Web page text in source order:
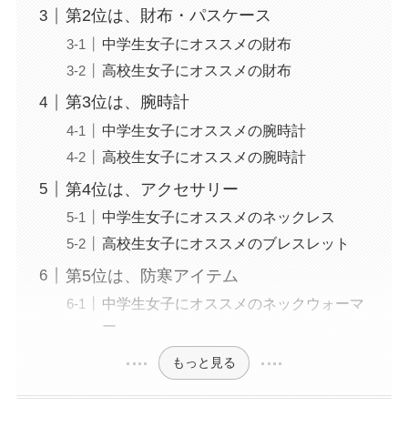
第2位は、財布・パスケース
中学生女子にオススメの財布
高校生女子にオススメの財布
第3位は、腕時計
中学生女子にオススメの腕時計
高校生女子にオススメの腕時計
第4位は、アクセサリー
中学生女子にオススメのネックレス
高校生女子にオススメのブレスレット
第5位は、防寒アイテム
中学生女子にオススメのネックウォーマ
ー
もっと見る